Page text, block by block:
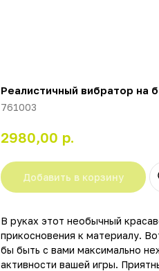
Реалистичный вибратор на
761003
2980,00 р.
Добавить в корзину
В руках этот необычный
прикосновения к материалу.
бы быть с вами максимально
активности вашей игры.